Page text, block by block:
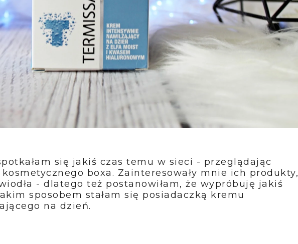
się jakiś czas temu w sieci - przeglądając
boxa. Zainteresowały mnie ich produkty,
- dlatego też postanowiłam, że wypróbuję jakiś
sposobem stałam się posiadaczką kremu
na dzień.